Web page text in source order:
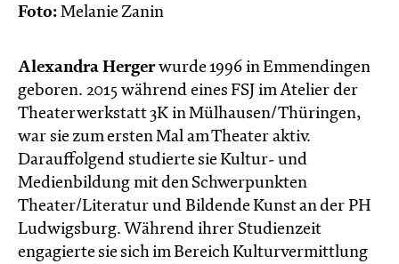
Foto: Melanie Zanin
Alexandra Hergerwurde 1996 in Emmendingen
geboren. 2015 während eines FSJ im Atelier der
Theaterwerkstatt 3K in Mülhausen/Thüringen,
war sie zum ersten Mal am Theater aktiv.
Darauffolgend studierte sie Kultur- und
Medienbildung mit den Schwerpunkten
Theater/Literatur und Bildende Kunst an der PH
Ludwigsburg. Während ihrer Studienzeit
engagierte sie sich im Bereich Kulturvermittlung